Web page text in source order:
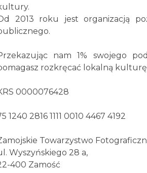
2013 roku jest organizacją
nam 1% swojego
rozkręcać lokalną
0000076428
1240 2816 1111 0010 4467 4192
Towarzystwo
Wyszyńskiego 28 a,
400 Zamość